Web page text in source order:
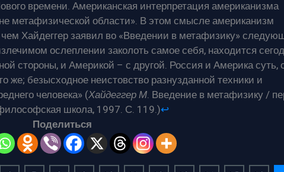
времени. Американская интерпретация американизма
метафизической области». В этом смысле американизм
чем Хайдеггер заявил во «Введении в метафизику»
ослеплении заколоть самое себя, находится
стороны, и Америкой – с другой. Россия и Америка суть,
же; безысходное неистовство разнузданной техники и
человека» (Хайдеггер М. Введение в метафизику /
школа, 1997. С. 119.)↩︎
Поделиться